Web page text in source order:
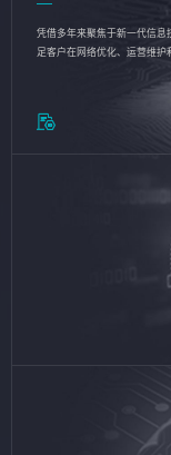
凭借多年来聚焦于新一代信息
足客户在网络优化、运营维